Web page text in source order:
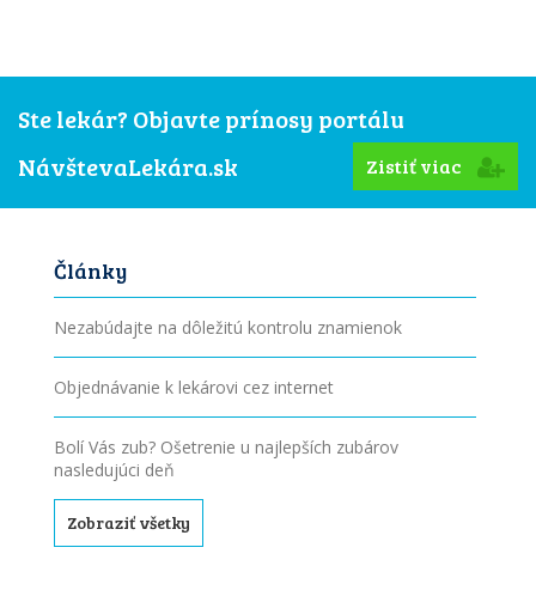
Ste lekár? Objavte prínosy portálu
NávštevaLekára.sk
Zistiť viac
Články
Nezabúdajte na dôležitú kontrolu znamienok
Objednávanie k lekárovi cez internet
Bolí Vás zub? Ošetrenie u najlepších zubárov
nasledujúci deň
Zobraziť všetky